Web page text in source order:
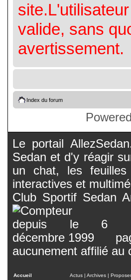
valide, sans
avertissement.
Index du forum
Le portail
Sedan et d'y réagir
un chat, les
interactives et
Club Sportif Sedan
aucunement affilié au
Accueil Actus | Archives |